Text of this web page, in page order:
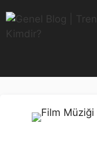
atla